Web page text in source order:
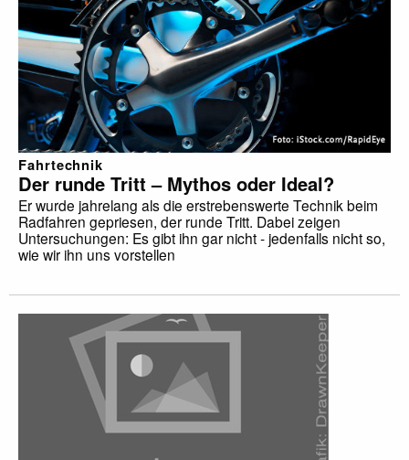
Fahrtechnik
Der runde Tritt – Mythos oder Ideal?
Er wurde jahrelang als die erstrebenswerte Technik beim
Radfahren gepriesen, der runde Tritt. Dabei zeigen
Untersuchungen: Es gibt ihn gar nicht - jedenfalls nicht so,
wie wir ihn uns vorstellen